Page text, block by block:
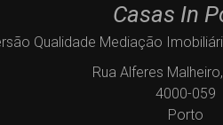
Casas In
Qualidade Mediação
Rua Alferes
4000-059
Porto